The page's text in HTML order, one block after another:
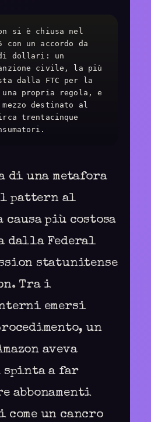
si è chiusa nel
con un accordo da
dollari: un
civile, la più
dalla FTC per la
propria regola, e
destinato al
trentacinque
di una metafora
pattern al
più costosa
dalla Federal
statunitense
Tra i
emersi
un
aveva
a far
abbonamenti
un cancro